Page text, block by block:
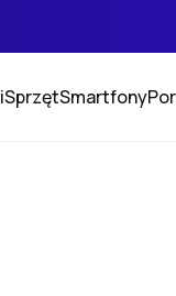
SprzętSmartfony